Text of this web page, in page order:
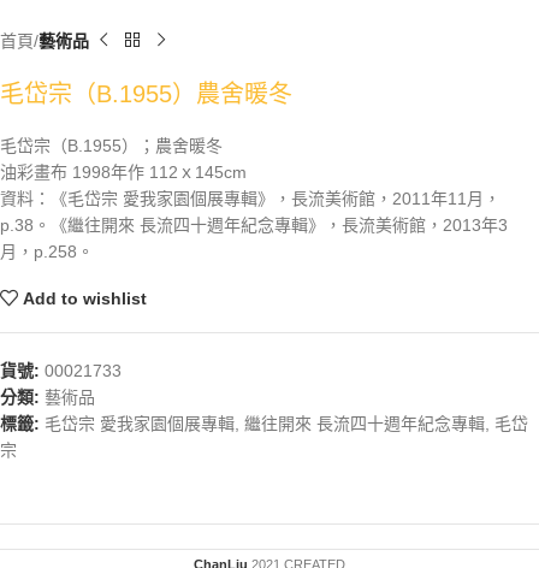
首頁 藝術品
毛岱宗（B.1955）農舍暖冬
毛岱宗（B.1955）；農舍暖冬
油彩畫布 1998年作 112ｘ145cm
資料：《毛岱宗 愛我家園個展專輯》，長流美術館，2011年11月，
p.38。《繼往開來 長流四十週年紀念專輯》，長流美術館，2013年3
月，p.258。
Add to wishlist
貨號: 00021733
分類: 藝術品
標籤: 毛岱宗 愛我家園個展專輯 繼往開來 長流四十週年紀念專輯 毛岱
宗
ChanLiu 2021 CREATED